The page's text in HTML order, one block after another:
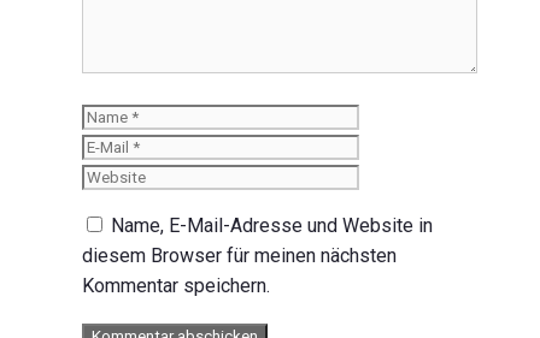
Name
Name, E-Mail-Adresse und Website in
diesem Browser für meinen nächsten
Kommentar speichern.